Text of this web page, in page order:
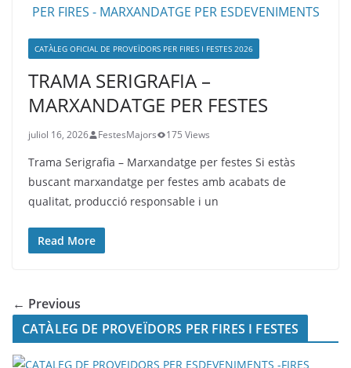
CATÀLEG OFICIAL DE PROVEÏDORS PER FIRES I FESTES 2026
TRAMA SERIGRAFIA –
MARXANDATGE PER FESTES
juliol 16, 2026 FestesMajors 175 Views
Trama Serigrafia – Marxandatge per festes Si estàs
buscant marxandatge per festes amb acabats de
qualitat, producció responsable i un
Read More
← Previous
CATÀLEG DE PROVEÏDORS PER FIRES I FESTES